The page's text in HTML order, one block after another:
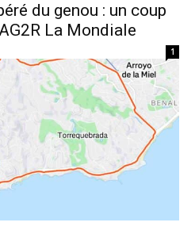
du genou : un coup
La Mondiale
1